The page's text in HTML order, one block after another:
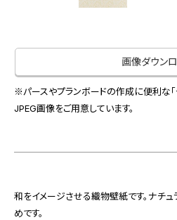
EN CN
画像ダウン
※パースやプランボードの作成に便利な「
JPEG画像をご用意しています。
和をイメージさせる織物壁紙です。ナチ
めです。